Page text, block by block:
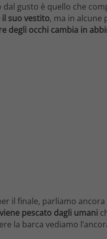
gusto è quello che
il suo vestito, ma in alcune
degli occhi cambia in
il finale, parliamo ancora
pescato dagli umani
la barca vediamo